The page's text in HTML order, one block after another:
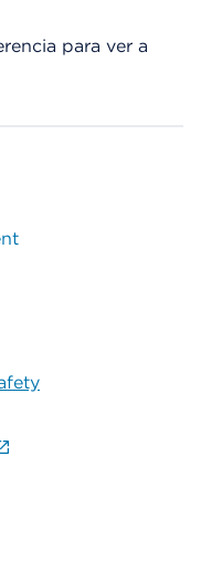
para ver a